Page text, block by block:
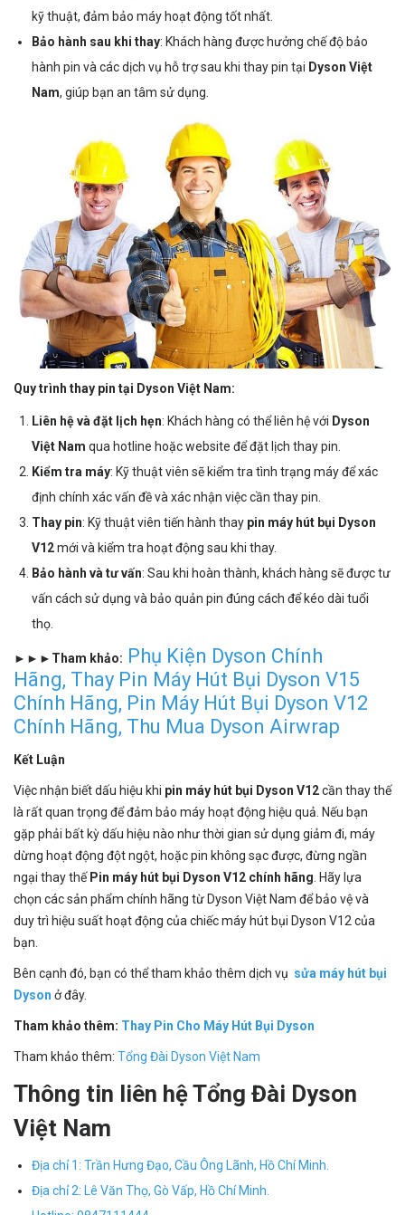
kỹ thuật, đảm bảo máy hoạt động tốt nhất.
Bảo hành sau khi thay: Khách hàng được hưởng chế độ bảo
hành pin và các dịch vụ hỗ trợ sau khi thay pin tại Dyson Việt
Nam, giúp bạn an tâm sử dụng.
Quy trình thay pin tại Dyson Việt Nam:
Liên hệ và đặt lịch hẹn: Khách hàng có thể liên hệ với Dyson
Việt Nam qua hotline hoặc website để đặt lịch thay pin.
Kiểm tra máy: Kỹ thuật viên sẽ kiểm tra tình trạng máy để xác
định chính xác vấn đề và xác nhận việc cần thay pin.
Thay pin: Kỹ thuật viên tiến hành thay pin máy hút bụi Dyson
V12mới và kiểm tra hoạt động sau khi thay.
Bảo hành và tư vấn: Sau khi hoàn thành, khách hàng sẽ được tư
vấn cách sử dụng và bảo quản pin đúng cách để kéo dài tuổi
thọ.
►►►Tham khảo:
Phụ Kiện Dyson Chính
Hãng, Thay Pin Máy Hút Bụi Dyson V15
Chính Hãng, Pin Máy Hút Bụi Dyson V12
Chính Hãng, Thu Mua Dyson Airwrap
Kết Luậ​​​​​​​n
Việc nhận biết dấu hiệu khi pin máy hút bụi Dyson V12cần thay thế
là rất quan trọng để đảm bảo máy hoạt động hiệu quả. Nếu bạn
gặp phải bất kỳ dấu hiệu nào như thời gian sử dụng giảm đi, máy
dừng hoạt động đột ngột, hoặc pin không sạc được, đừng ngần
ngại thay thế Pin máy hút bụi Dyson V12 chính hãng. Hãy lựa
chọn các sản phẩm chính hãng từ Dyson Việt Nam để bảo vệ và
duy trì hiệu suất hoạt động của chiếc máy hút bụi Dyson V12 của
bạn.
Bên cạnh đó, bạn có thể tham khảo thêm dịch vụ sửa máy hút bụi
Dyson ở đây.
Tham khảo thêm: Thay Pin Cho Máy Hút Bụi Dyson
Tham khảo thêm: Tổng Đài Dyson Việt Nam
Thông tin liên hệ Tổng Đài Dyson
Việt Nam
Địa chỉ 1: Trần Hưng Đạo, Cầu Ông Lãnh, Hồ Chí Minh.
Địa chỉ 2: Lê Văn Thọ, Gò Vấp, Hồ Chí Minh.